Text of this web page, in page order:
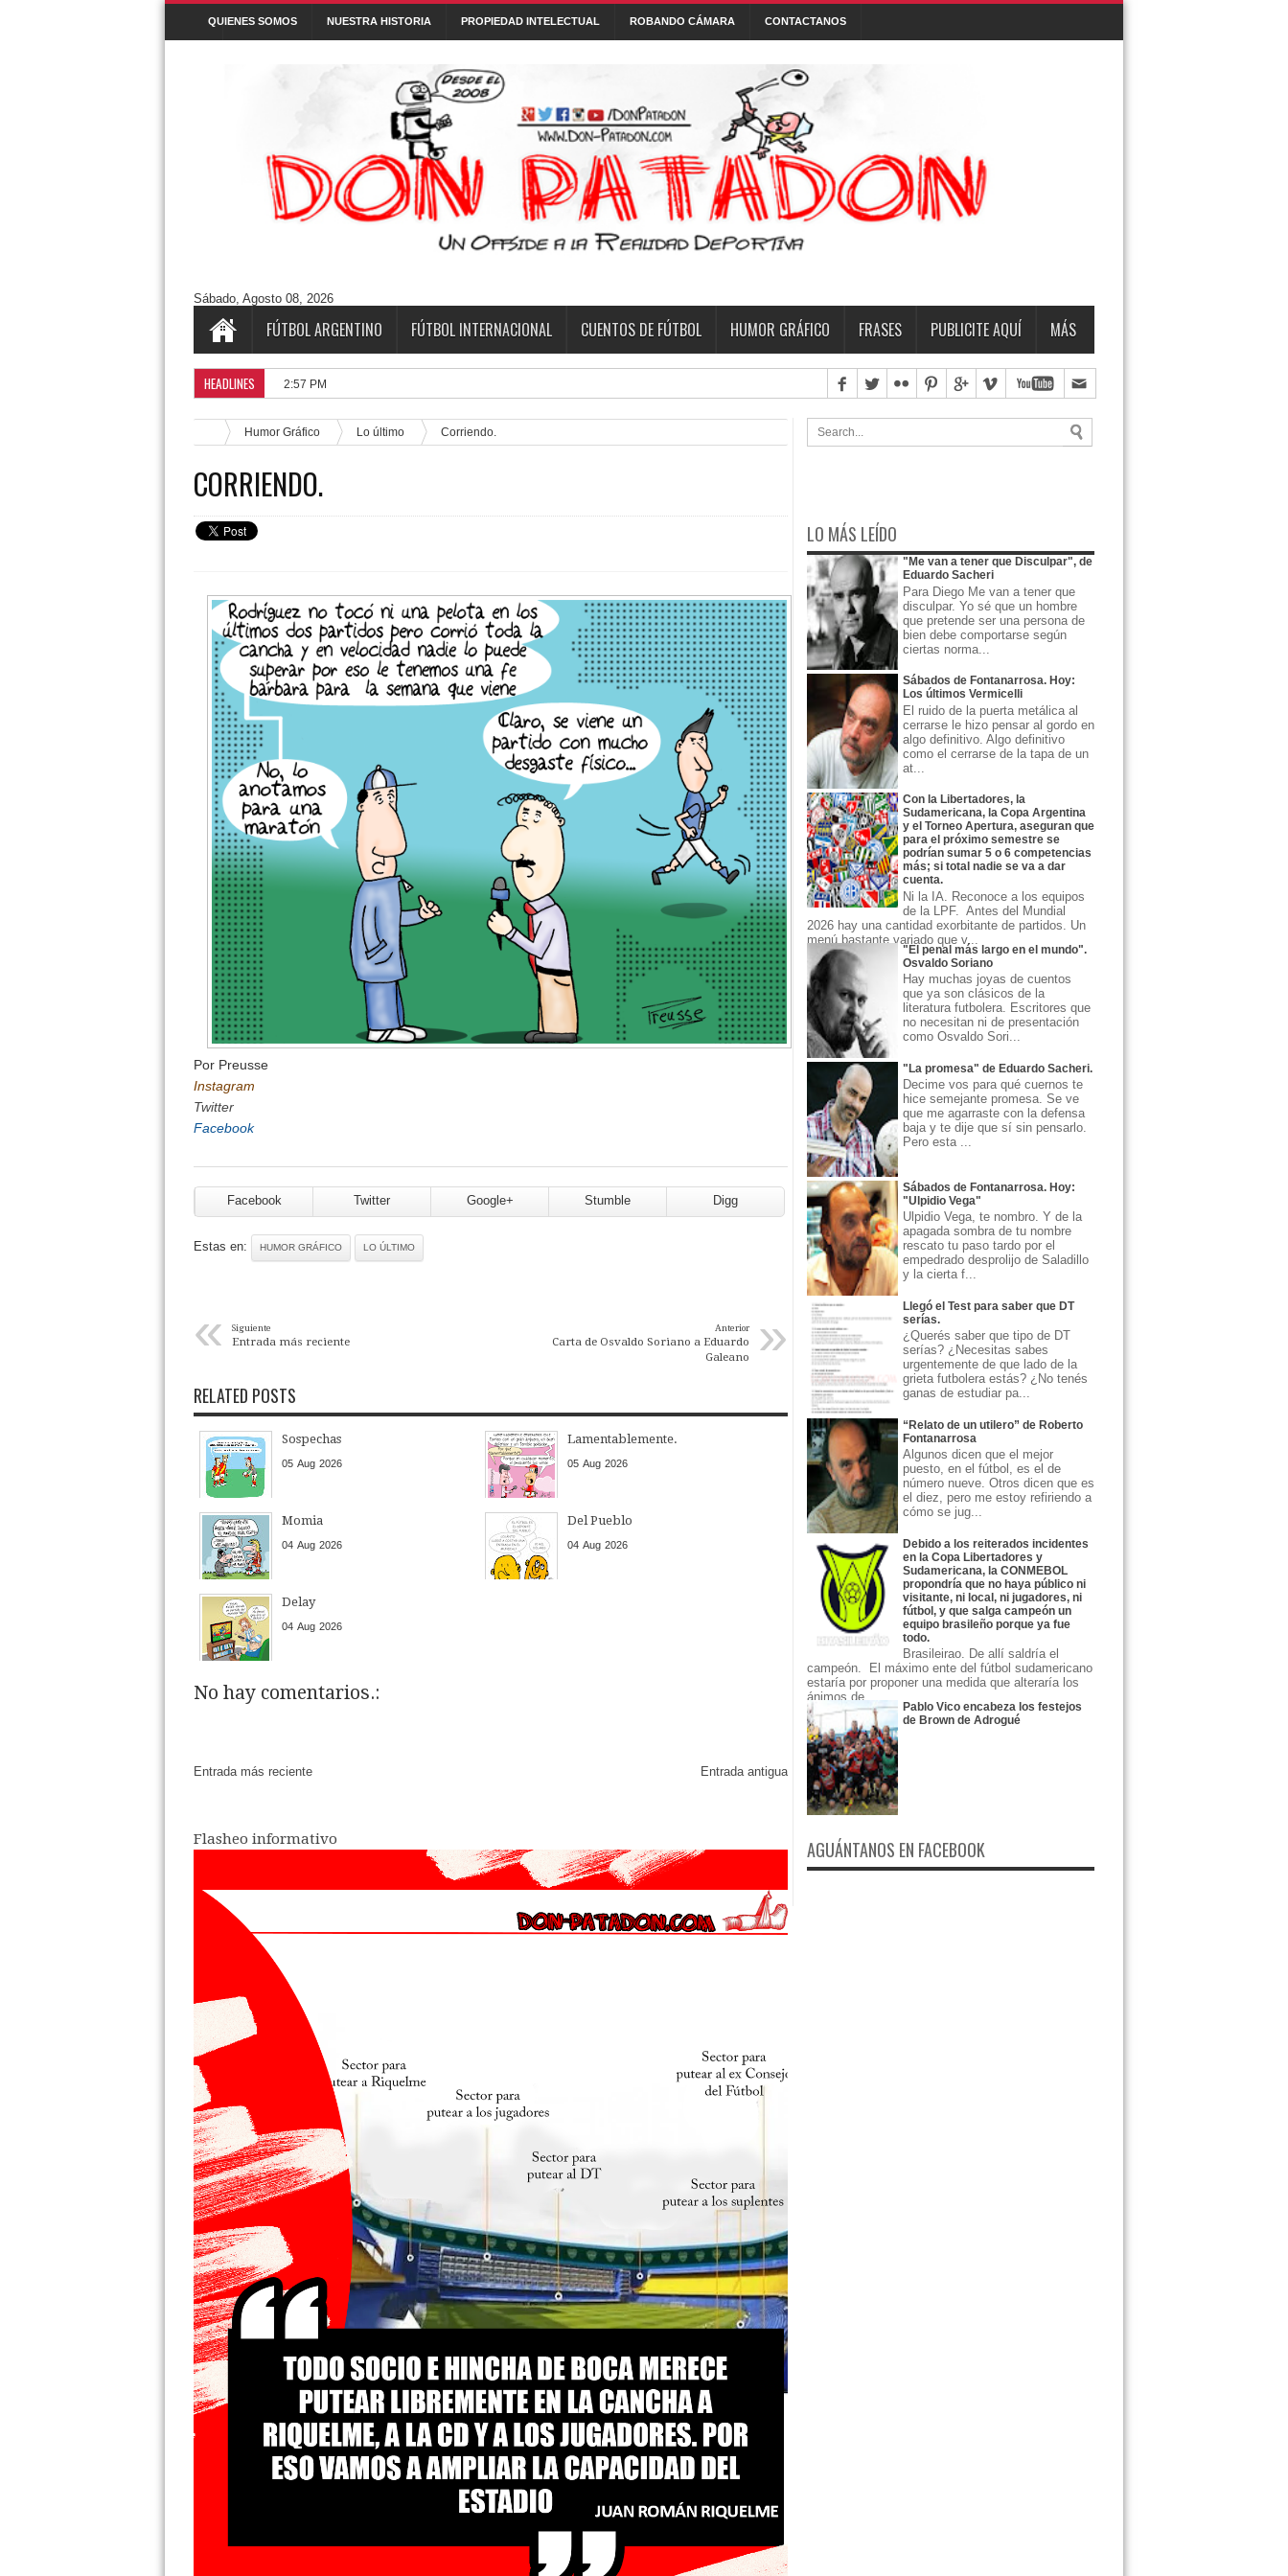
QUIENES SOMOS NUESTRA HISTORIA PROPIEDAD INTELECTUAL ROBANDO CÁMARA CONTACTANOS
Cuentos/ Frases y más
#ELPROGRAMADEFANTINO CUENTOS DE FÚTBOL FONTANARROSA FRASES HUMOR GRÁFICO NIEMBRO TERMO & LUIS
Aguántanos en Twitter
Tweets by DonPatadon
Sábado, Agosto 08, 2026
FÚTBOL ARGENTINO FÚTBOL INTERNACIONAL CUENTOS DE FÚTBOL HUMOR GRÁFICO FRASES PUBLICITE AQUÍ MÁS
HEADLINES 2:57 PM
Humor Gráfico Lo último Corriendo.
CORRIENDO.
Por Preusse
Instagram
Twitter
Facebook
Facebook Twitter Google+ Stumble Digg
Estas en: HUMOR GRÁFICO LO ÚLTIMO
« Siguiente
Entrada más reciente »
Anterior
Carta de Osvaldo Soriano a Eduardo
Galeano
RELATED POSTS
Sospechas
05 Aug 2026
Lamentablemente.
05 Aug 2026
Momia
04 Aug 2026
Del Pueblo
04 Aug 2026
Delay
04 Aug 2026
No hay comentarios.:
Entrada más reciente Entrada antigua
Flasheo informativo
LO MÁS LEÍDO
"Me van a tener que Disculpar", de
Eduardo Sacheri
Para Diego Me van a tener que
disculpar. Yo sé que un hombre
que pretende ser una persona de
bien debe comportarse según
ciertas norma...
Sábados de Fontanarrosa. Hoy:
Los últimos Vermicelli
El ruido de la puerta metálica al
cerrarse le hizo pensar al gordo en
algo definitivo. Algo definitivo
como el cerrarse de la tapa de un
at...
Con la Libertadores, la
Sudamericana, la Copa Argentina
y el Torneo Apertura, aseguran que
para el próximo semestre se
podrían sumar 5 o 6 competencias
más; si total nadie se va a dar
cuenta.
Ni la IA. Reconoce a los equipos
de la LPF. Antes del Mundial
2026 hay una cantidad exorbitante de partidos. Un
menú bastante variado que v...
"El penal más largo en el mundo".
Osvaldo Soriano
Hay muchas joyas de cuentos
que ya son clásicos de la
literatura futbolera. Escritores que
no necesitan ni de presentación
como Osvaldo Sori...
"La promesa" de Eduardo Sacheri.
Decime vos para qué cuernos te
hice semejante promesa. Se ve
que me agarraste con la defensa
baja y te dije que sí sin pensarlo.
Pero esta ...
Sábados de Fontanarrosa. Hoy:
"Ulpidio Vega"
Ulpidio Vega, te nombro. Y de la
apagada sombra de tu nombre
rescato tu paso tardo por el
empedrado desprolijo de Saladillo
y la cierta f...
Llegó el Test para saber que DT
serías.
¿Querés saber que tipo de DT
serías? ¿Necesitas sabes
urgentemente de que lado de la
grieta futbolera estás? ¿No tenés
ganas de estudiar pa...
“Relato de un utilero” de Roberto
Fontanarrosa
Algunos dicen que el mejor
puesto, en el fútbol, es el de
número nueve. Otros dicen que es
el diez, pero me estoy refiriendo a
cómo se jug...
Debido a los reiterados incidentes
en la Copa Libertadores y
Sudamericana, la CONMEBOL
propondría que no haya público ni
visitante, ni local, ni jugadores, ni
fútbol, y que salga campeón un
equipo brasileño porque ya fue
todo.
Brasileirao. De allí saldría el
campeón. El máximo ente del fútbol sudamericano
estaría por proponer una medida que alteraría los
ánimos de...
Pablo Vico encabeza los festejos
de Brown de Adrogué
AGUÁNTANOS EN FACEBOOK